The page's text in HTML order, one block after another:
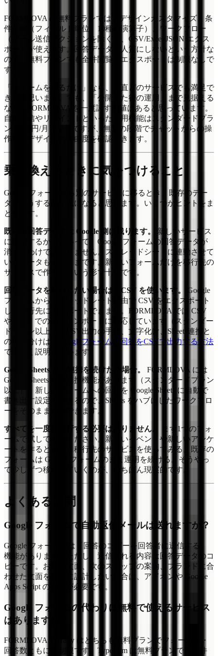
FORMLOVA の無料プランでは、デザインカスタマイズ、条
件分岐（フィールド単位、10種の演算子）、ワークフロー
（メール送信アクションを除く）、CSV/Excel/JSON エクス
ポートが使えます。回答データを人質にしないという方針な
ので、無料プランでも全件閲覧とエクスポートは制限なしで
す。
「フォームを作るだけ」なら、正直どのサービスでも満足で
きると思います。でも、「公開した後の運用」まで見据える
なら、FORMLOVA を一度試す価値はあると思っています。
自動返信やリマインドといった運用機能はスタンダードプラ
ン（480円/月）からですが、無料の段階でチャットからの操
作感やデザインの自由度を確認できます。
乗り換えるときに気をつけること
Google フォームから別のサービスに移るとき、既存のデー
タをどうするかが気になると思います。いくつかヒントをま
とめます。
既存の回答データは Google 側に残ります。
新しいサービス
に移行するからといって、Google フォームの回答データが
消えるわけではありません。スプレッドシートに連動させて
いたデータもそのままです。新しいフォームだけを移行先の
サービスで作る、という形で十分です。
回答データを移行したい場合は、CSV を使います。
Google
フォームからスプレッドシート経由で CSV をエクスポート
し、移行先にインポートできます。FORMLOVA では CSV
や JSON での回答インポートに対応しています（スタンダー
ドプラン以上）。CSV出力の手順、文字化け、Sheets連携と
の使い分けは、
Googleフォームの回答をCSVで出力する方法
で詳しく説明しています。
Google Sheets との連携を続けたい場合。
FORMLOVA には
Google Sheets 自動連携機能があります（スタンダードプラン
以上）。新しいフォームへの回答を Google Sheets に自動で
書き出す設定ができるので、Sheets をハブにしたワークフロ
ーをそのまま維持できます。
すべてを一度に移行する必要はありません。
まず1つのフォ
ームで試してみてください。新しいイベントや新しいアンケ
ートを作るときに、移行先のサービスを使ってみる。既存の
フォームは Google フォームのまま運用を続ける。そうやっ
て少しずつ移行していくのが、いちばん現実的です。
よくある質問
Google フォームで自動返信メールは送れますか？
Google フォームには「回答のコピーを回答者に送信する」
機能があります。ただし、送信される内容は回答データのコ
ピーです。お礼の文面、次のステップの案内、ブランドに合
わせた文面を自由に設計したい場合は、アドオンや Google
Apps Script の実装が必要です。
Google フォームの代わりに無料で使えるサービス
はありますか？
FORMLOVA と Tally はどちらも無料プランでフォーム数・
回答数ともに無制限です。Typeform は無料プランで月10件